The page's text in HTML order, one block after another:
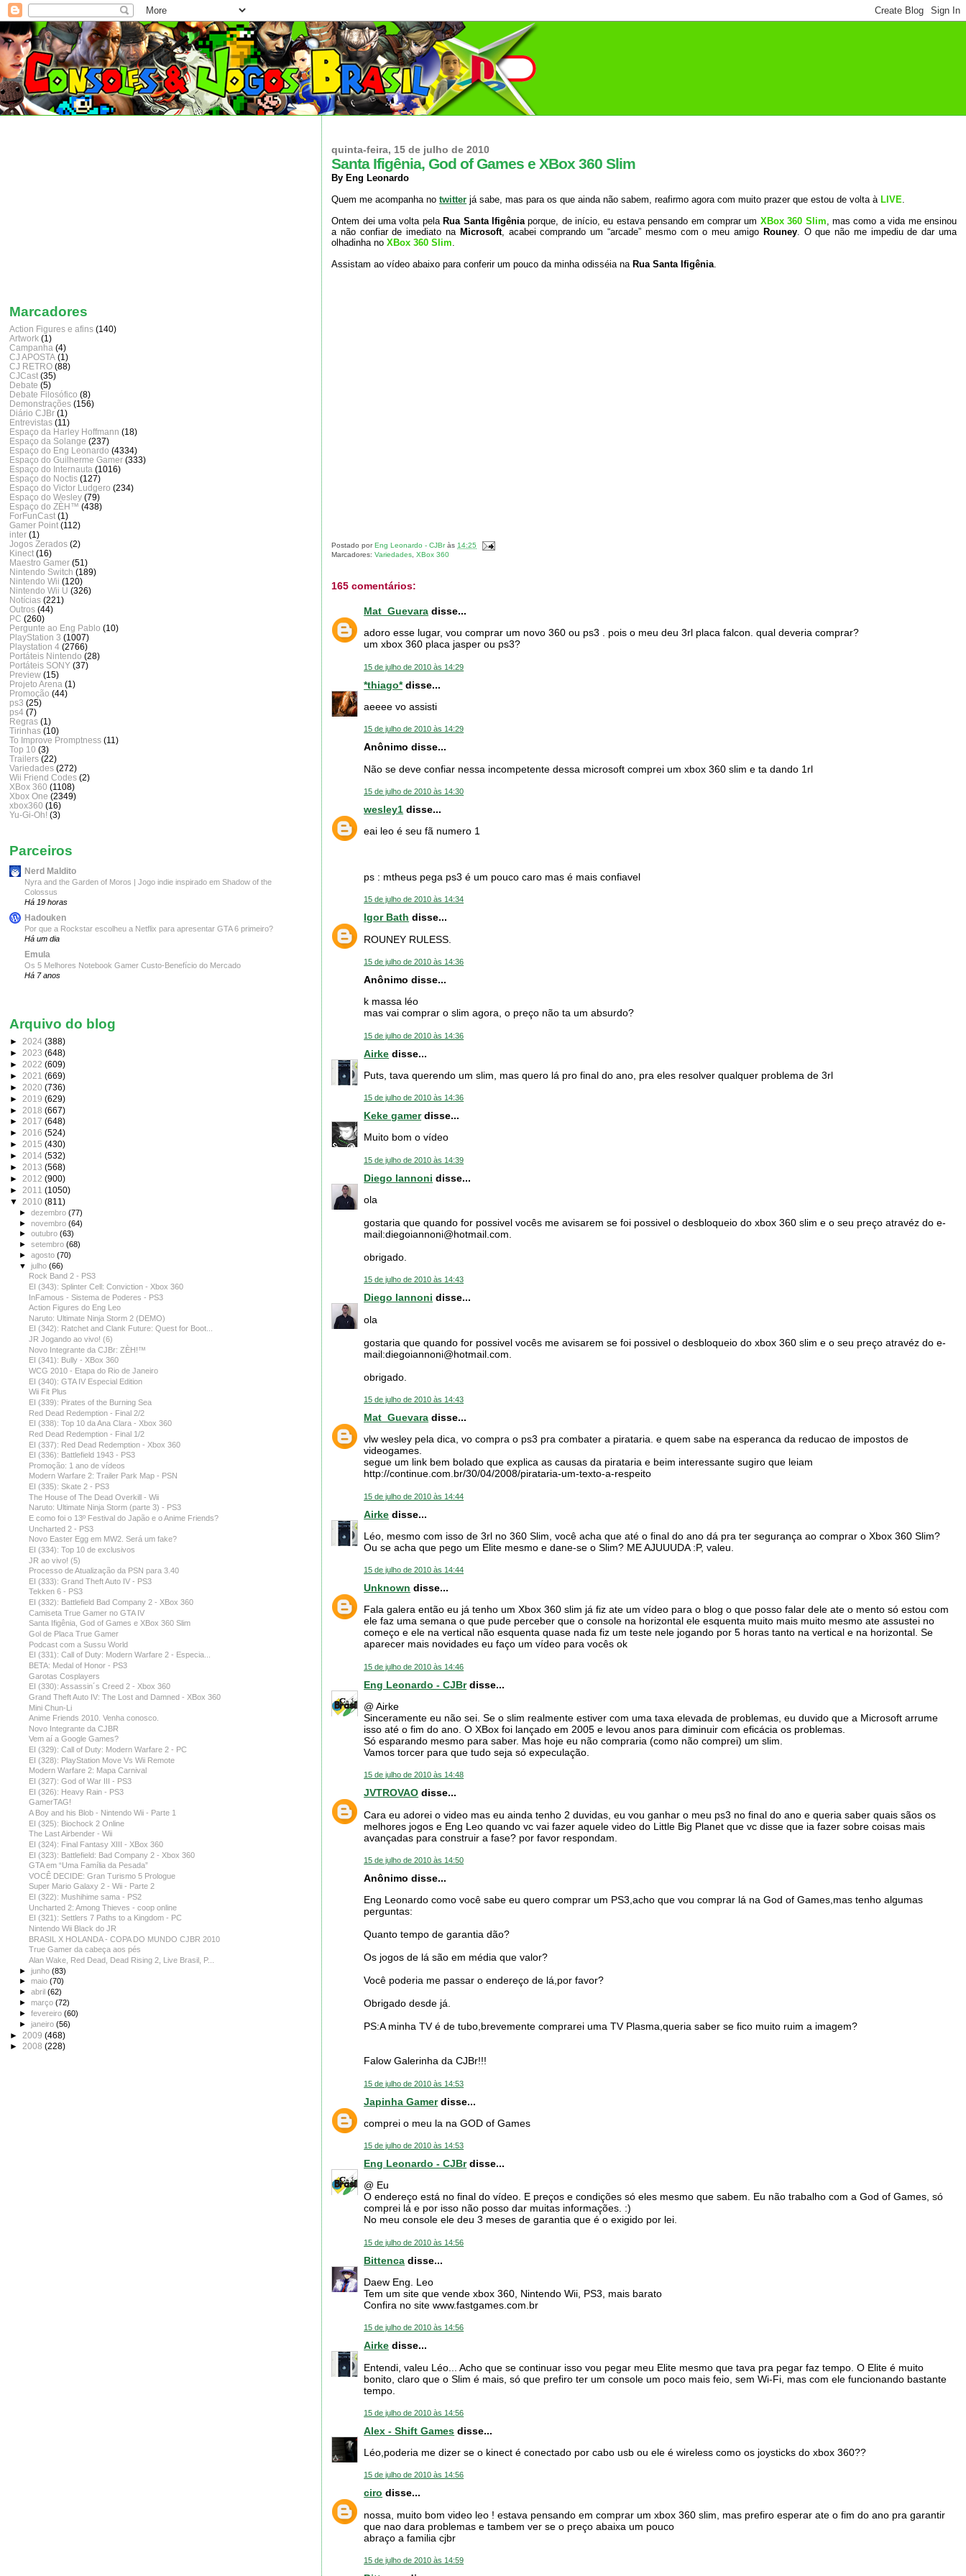
quinta-feira, 15 de julho de 2010
Santa Ifigênia, God of Games e XBox 360 Slim
By Eng Leonardo
Quem me acompanha notwitter já sabe, mas para os que ainda não sabem, reafirmo agora com muito prazer que estou de volta à LIVE.
Ontem dei uma volta pela Rua Santa Ifigêniaporque, de início, eu estava pensando em comprar um XBox 360 Slim, mas como a vida me ensinou
a não confiar de imediato na Microsoft, acabei comprando um “arcade” mesmo com o meu amigo Rouney. O que não me impediu de dar uma
olhadinha noXBox 360 Slim.
Assistam ao vídeo abaixo para conferir um pouco da minha odisséia na Rua Santa Ifigênia.
Postado porEng Leonardo - CJBràs14:25
Marcadores:Variedades ,XBox 360
165 comentários:
Mat_Guevara disse...
adoro esse lugar, vou comprar um novo 360 ou ps3 . pois o meu deu 3rl placa falcon. qual deveria comprar?
um xbox 360 placa jasper ou ps3?
15 de julho de 2010 às 14:29
*thiago*disse...
aeeee vo assisti
15 de julho de 2010 às 14:29
Anônimo disse...
Não se deve confiar nessa incompetente dessa microsoft comprei um xbox 360 slim e ta dando 1rl
15 de julho de 2010 às 14:30
wesley1 disse...
eai leo é seu fã numero 1
ps : mtheus pega ps3 é um pouco caro mas é mais confiavel
15 de julho de 2010 às 14:34
Igor Bath disse...
ROUNEY RULESS.
15 de julho de 2010 às 14:36
Anônimo disse...
k massa léo
mas vai comprar o slim agora, o preço não ta um absurdo?
15 de julho de 2010 às 14:36
Airke disse...
Puts, tava querendo um slim, mas quero lá pro final do ano, pra eles resolver qualquer problema de 3rl
15 de julho de 2010 às 14:36
Keke gamerdisse...
Muito bom o vídeo
15 de julho de 2010 às 14:39
Diego Iannoni disse...
ola
gostaria que quando for possivel vocês me avisarem se foi possivel o desbloqueio do xbox 360 slim e o seu preço atravéz do e-
mail:diegoiannoni@hotmail.com.
obrigado.
15 de julho de 2010 às 14:43
Diego Iannoni disse...
ola
gostaria que quando for possivel vocês me avisarem se foi possivel o desbloqueio do xbox 360 slim e o seu preço atravéz do e-
mail:diegoiannoni@hotmail.com.
obrigado.
15 de julho de 2010 às 14:43
Mat_Guevara disse...
vlw wesley pela dica, vo compra o ps3 pra combater a pirataria. e quem sabe na esperanca da reducao de impostos de
videogames.
segue um link bem bolado que explica as causas da pirataria e beim interessante sugiro que leiam
http://continue.com.br/30/04/2008/pirataria-um-texto-a-respeito
15 de julho de 2010 às 14:44
Airke disse...
Léo, mesmo com isso de 3rl no 360 Slim, você acha que até o final do ano dá pra ter segurança ao comprar o Xbox 360 Slim?
Ou se acha que pego um Elite mesmo e dane-se o Slim? ME AJUUUDA :P, valeu.
15 de julho de 2010 às 14:44
Unknown disse...
Fala galera então eu já tenho um Xbox 360 slim já fiz ate um vídeo para o blog o que posso falar dele ate o mento só estou com
ele faz uma semana o que pude perceber que o console na horizontal ele esquenta muito mais muito mesmo ate assustei no
começo e ele na vertical não esquenta quase nada fiz um teste nele jogando por 5 horas tanto na vertical e na horizontal. Se
aparecer mais novidades eu faço um vídeo para vocês ok
15 de julho de 2010 às 14:46
Eng Leonardo - CJBrdisse...
@ Airke
Sinceramente eu não sei. Se o slim realmente estiver com uma taxa elevada de problemas, eu duvido que a Microsoft arrume
isso até o fim do ano. O XBox foi lançado em 2005 e levou anos para diminuir com eficácia os problemas.
Só esparando mesmo para saber. Mas hoje eu não compraria (como não comprei) um slim.
Vamos torcer para que tudo seja só expeculação.
15 de julho de 2010 às 14:48
JVTROVAO disse...
Cara eu adorei o video mas eu ainda tenho 2 duvidas, eu vou ganhar o meu ps3 no final do ano e queria saber quais sãos os
melhores jogos e Eng Leo quando vc vai fazer aquele video do Little Big Planet que vc disse que ia fazer sobre coisas mais
avançadas para construir a fase? por favor respondam.
15 de julho de 2010 às 14:50
Anônimo disse...
Eng Leonardo como você sabe eu quero comprar um PS3,acho que vou comprar lá na God of Games,mas tenho algumas
perguntas:
Quanto tempo de garantia dão?
Os jogos de lá são em média que valor?
Você poderia me passar o endereço de lá,por favor?
Obrigado desde já.
PS:A minha TV é de tubo,brevemente comprarei uma TV Plasma,queria saber se fico muito ruim a imagem?
Falow Galerinha da CJBr!!!
15 de julho de 2010 às 14:53
Japinha Gamerdisse...
comprei o meu la na GOD of Games
15 de julho de 2010 às 14:53
Eng Leonardo - CJBrdisse...
@ Eu
O endereço está no final do vídeo. E preços e condições só eles mesmo que sabem. Eu não trabalho com a God of Games, só
comprei lá e por isso não posso dar muitas informações. :)
No meu console ele deu 3 meses de garantia que é o exigido por lei.
15 de julho de 2010 às 14:56
Bittenca disse...
Daew Eng. Leo
Tem um site que vende xbox 360, Nintendo Wii, PS3, mais barato
Confira no site www.fastgames.com.br
15 de julho de 2010 às 14:56
Airke disse...
Entendi, valeu Léo... Acho que se continuar isso vou pegar meu Elite mesmo que tava pra pegar faz tempo. O Elite é muito
bonito, claro que o Slim é mais, só que prefiro ter um console um poco mais feio, sem Wi-Fi, mas com ele funcionando bastante
tempo.
15 de julho de 2010 às 14:56
Alex - Shift Games disse...
Léo,poderia me dizer se o kinect é conectado por cabo usb ou ele é wireless como os joysticks do xbox 360??
15 de julho de 2010 às 14:56
ciro disse...
nossa, muito bom video leo ! estava pensando em comprar um xbox 360 slim, mas prefiro esperar ate o fim do ano pra garantir
que nao dara problemas e tambem ver se o preço abaixa um pouco
abraço a familia cjbr
15 de julho de 2010 às 14:59
Marcadores
Action Figures e afins (140)
Artwork (1)
Campanha (4)
CJ APOSTA (1)
CJ RETRO (88)
CJCast (35)
Debate (5)
Debate Filosófico (8)
Demonstrações (156)
Diário CJBr (1)
Entrevistas (11)
Espaço da Harley Hoffmann (18)
Espaço da Solange (237)
Espaço do Eng Leonardo (4334)
Espaço do Guilherme Gamer (333)
Espaço do Internauta (1016)
Espaço do Noctis (127)
Espaço do Victor Ludgero (234)
Espaço do Wesley (79)
Espaço do ZÈH™ (438)
ForFunCast (1)
Gamer Point (112)
inter (1)
Jogos Zerados (2)
Kinect (16)
Maestro Gamer (51)
Nintendo Switch (189)
Nintendo Wii (120)
Nintendo Wii U (326)
Notícias (221)
Outros (44)
PC (260)
Pergunte ao Eng Pablo (10)
PlayStation 3 (1007)
Playstation 4 (2766)
Portáteis Nintendo (28)
Portáteis SONY (37)
Preview (15)
Projeto Arena (1)
Promoção (44)
ps3 (25)
ps4 (7)
Regras (1)
Tirinhas (10)
To Improve Promptness (11)
Top 10 (3)
Trailers (22)
Variedades (272)
Wii Friend Codes (2)
XBox 360 (1108)
Xbox One (2349)
xbox360 (16)
Yu-Gi-Oh! (3)
Parceiros
Nerd Maldito
Nyra and the Garden of Moros | Jogo indie inspirado em Shadow of the
Colossus
Há 19 horas
Hadouken
Por que a Rockstar escolheu a Netflix para apresentar GTA 6 primeiro?
Há um dia
Emula
Os 5 Melhores Notebook Gamer Custo-Benefício do Mercado
Há 7 anos
Arquivo do blog
► 2024 (388)
► 2023 (648)
► 2022 (609)
► 2021 (669)
► 2020 (736)
► 2019 (629)
► 2018 (667)
► 2017 (648)
► 2016 (524)
► 2015 (430)
► 2014 (532)
► 2013 (568)
► 2012 (900)
► 2011 (1050)
▼ 2010 (811)
►dezembro(77)
►novembro(64)
►outubro(63)
►setembro(68)
►agosto(70)
▼julho(66)
Rock Band 2 - PS3
EI (343): Splinter Cell: Conviction - Xbox 360
InFamous - Sistema de Poderes - PS3
Action Figures do Eng Leo
Naruto: Ultimate Ninja Storm 2 (DEMO)
EI (342): Ratchet and Clank Future: Quest for Boot...
JR Jogando ao vivo! (6)
Novo Integrante da CJBr: ZÈH!™
EI (341): Bully - XBox 360
WCG 2010 - Etapa do Rio de Janeiro
EI (340): GTA IV Especial Edition
Wii Fit Plus
EI (339): Pirates of the Burning Sea
Red Dead Redemption - Final 2/2
EI (338): Top 10 da Ana Clara - Xbox 360
Red Dead Redemption - Final 1/2
EI (337): Red Dead Redemption - Xbox 360
EI (336): Battlefield 1943 - PS3
Promoção: 1 ano de vídeos
Modern Warfare 2: Trailer Park Map - PSN
EI (335): Skate 2 - PS3
The House of The Dead Overkill - Wii
Naruto: Ultimate Ninja Storm (parte 3) - PS3
E como foi o 13º Festival do Japão e o Anime Friends?
Uncharted 2 - PS3
Novo Easter Egg em MW2. Será um fake?
EI (334): Top 10 de exclusivos
JR ao vivo! (5)
Processo de Atualização da PSN para 3.40
EI (333): Grand Theft Auto IV - PS3
Tekken 6 - PS3
EI (332): Battlefield Bad Company 2 - XBox 360
Camiseta True Gamer no GTA IV
Santa Ifigênia, God of Games e XBox 360 Slim
Gol de Placa True Gamer
Podcast com a Sussu World
EI (331): Call of Duty: Modern Warfare 2 - Especia...
BETA: Medal of Honor - PS3
Garotas Cosplayers
EI (330): Assassin´s Creed 2 - Xbox 360
Grand Theft Auto IV: The Lost and Damned - XBox 360
Mini Chun-Li
Anime Friends 2010. Venha conosco.
Novo Integrante da CJBR
Vem aí a Google Games?
EI (329): Call of Duty: Modern Warfare 2 - PC
EI (328): PlayStation Move Vs Wii Remote
Modern Warfare 2: Mapa Carnival
EI (327): God of War III - PS3
EI (326): Heavy Rain - PS3
GamerTAG!
A Boy and his Blob - Nintendo Wii - Parte 1
EI (325): Biochock 2 Online
The Last Airbender - Wii
EI (324): Final Fantasy XIII - XBox 360
EI (323): Battlefield: Bad Company 2 - Xbox 360
GTA em “Uma Família da Pesada”
VOCÊ DECIDE: Gran Turismo 5 Prologue
Super Mario Galaxy 2 - Wii - Parte 2
EI (322): Mushihime sama - PS2
Uncharted 2: Among Thieves - coop online
EI (321): Settlers 7 Paths to a Kingdom - PC
Nintendo Wii Black do JR
BRASIL X HOLANDA - COPA DO MUNDO CJBR 2010
True Gamer da cabeça aos pés
Alan Wake, Red Dead, Dead Rising 2, Live Brasil, P...
►junho(83)
►maio(70)
►abril(62)
►março(72)
►fevereiro(60)
►janeiro(56)
► 2009 (468)
► 2008 (228)